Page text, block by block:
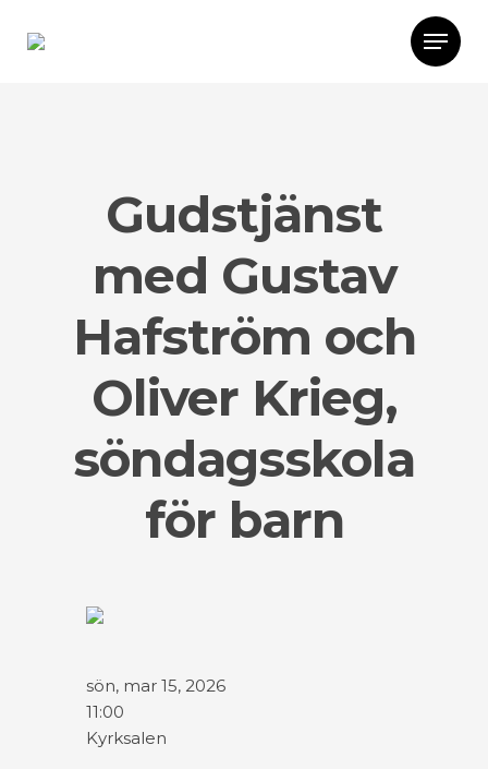
Gudstjänst
med Gustav
Hafström och
Oliver Krieg,
söndagsskola
för barn
sön, mar 15, 2026
11:00
Kyrksalen